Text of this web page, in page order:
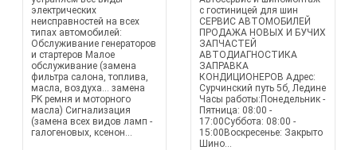
электрических
неисправностей на всех
типах автомобилей:
Обслуживание генераторов
и стартеров Малое
обслуживание (замена
фильтра салона, топлива,
масла, воздуха... замена
PK ремня и моторного
масла) Сигнализация
(замена всех видов ламп -
галогеновых, ксенон...
с гостиницей для шин
СЕРВИС АВТОМОБИЛЕЙ
ПРОДАЖА НОВЫХ И БУЧИХ
ЗАПЧАСТЕЙ
АВТОДИАГНОСТИКА
ЗАПРАВКА
КОНДИЦИОНЕРОВ Адрес:
Сурчинский путь 5б, Ледине
Часы работы:Понедельник -
Пятница: 08:00 -
17:00Суббота: 08:00 -
15:00Воскресенье: Закрыто
Шино...